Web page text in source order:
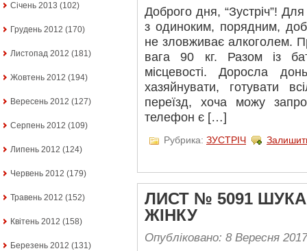
Січень 2013 (102)
Грудень 2012 (170)
Листопад 2012 (181)
Жовтень 2012 (194)
Вересень 2012 (127)
Серпень 2012 (109)
Липень 2012 (124)
Червень 2012 (179)
Травень 2012 (152)
Квітень 2012 (158)
Березень 2012 (131)
Доброго дня, “Зустріч”!
з одиноким, порядним,
не зловживає алкоголем.
вага 90 кг. Разом із
місцевості. Доросла
хазяйнувати, готувати
переїзд, хоча можу
телефон є […]
Рубрика: ЗУСТРІЧ
ЛИСТ № 5091
ЖІНКУ
Опубліковано: 8 Вересня 2017